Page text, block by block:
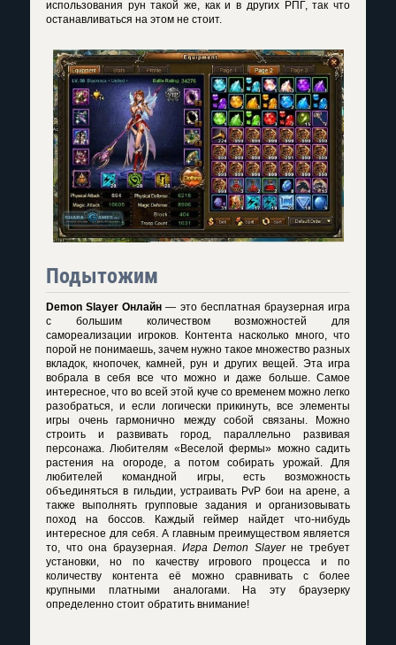
использования рун такой же, как и в других РПГ, так что
останавливаться на этом не стоит.
Подытожим
Demon Slayer Онлайн — это бесплатная браузерная игра
с большим количеством возможностей для
самореализации игроков. Контента насколько много, что
порой не понимаешь, зачем нужно такое множество разных
вкладок, кнопочек, камней, рун и других вещей. Эта игра
вобрала в себя все что можно и даже больше. Самое
интересное, что во всей этой куче со временем можно легко
разобраться, и если логически прикинуть, все элементы
игры очень гармонично между собой связаны. Можно
строить и развивать город, параллельно развивая
персонажа. Любителям «Веселой фермы» можно садить
растения на огороде, а потом собирать урожай. Для
любителей командной игры, есть возможность
объединяться в гильдии, устраивать PvP бои на арене, а
также выполнять групповые задания и организовывать
поход на боссов. Каждый геймер найдет что-нибудь
интересное для себя. А главным преимуществом является
то, что она браузерная. Игра Demon Slayerне требует
установки, но по качеству игрового процесса и по
количеству контента её можно сравнивать с более
крупными платными аналогами. На эту браузерку
определенно стоит обратить внимание!